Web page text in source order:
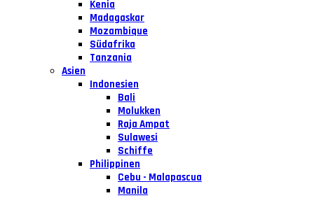
Kenia
Madagaskar
Mozambique
Südafrika
Tanzania
Asien
Indonesien
Bali
Molukken
Raja Ampat
Sulawesi
Schiffe
Philippinen
Cebu - Malapascua
Manila